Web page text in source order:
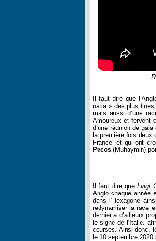
Il faut dire que
natia » des plus
mais aussi d’une
Amoureux et fervent
d’une réunion de
la première fois deux
France, et qui ont
Pecos (Muhaymin)
Il faut dire queLuigi
Anglo chaque année
dans l’Hexagone
redynamiser la race
dernier a d’ailleurs
le signe de l’Italie,
courses. Ainsi donc,
le 10 septembre 2020